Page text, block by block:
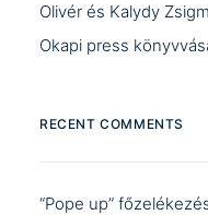
Olivér és Kalydy
Okapi press
RECENT COMMENTS
“Pope up”